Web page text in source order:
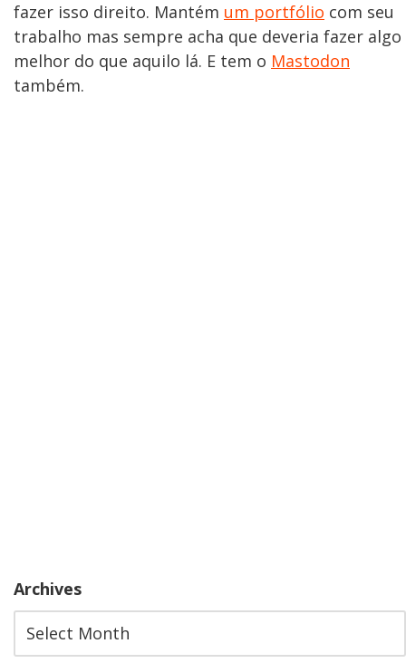
fazer isso direito. Mantém um portfólio com seu
trabalho mas sempre acha que deveria fazer algo
melhor do que aquilo lá. E tem o Mastodon
também.
Archives